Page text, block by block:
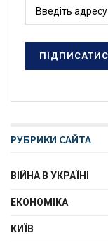
РУБРИКИ САЙТА
ВІЙНА В УКРАЇНІ
ЕКОНОМІКА
КИЇВ